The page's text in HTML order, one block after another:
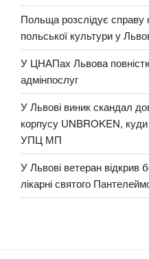
Польща розслідує
польської культури у
У ЦНАПах Львова
адмінпослуг
У Львові виник скандал
корпусу UNBROKEN,
УПЦ МП
У Львові ветеран відкрив
лікарні святого